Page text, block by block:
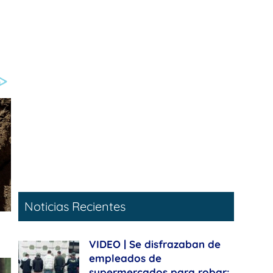
Noticias Recientes
VIDEO | Se disfrazaban de
empleados de